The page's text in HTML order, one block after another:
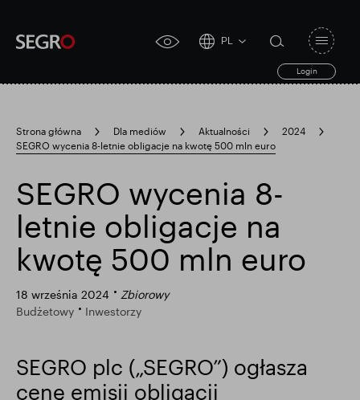
accessibility
PL
Login
search
form
Submit
search
Search
Popularne wyszukiwanie
Odpowiedzialny SEGRO
Posiadłość handlowa w Slough
Wyniki finansowe Aktualizacja handlowa
toggle
Strona główna Dla mediów Aktualności
2024
SEGRO wycenia 8-letnie obligacje na kwotę 500 mln euro
SEGRO wycenia 8-
letnie obligacje na
kwotę 500 mln euro
18 września 2024
Zbiorowy
Budżetowy
Inwestorzy
SEGRO plc („SEGRO”) ogłasza
cenę emisji obligacji